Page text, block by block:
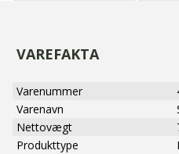
VAREFAKTA
Varenummer
Varenavn
Nettovægt
Produkttype